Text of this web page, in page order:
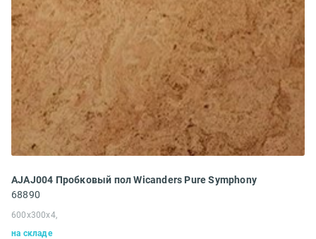
AJAJ004 Пробковый пол Wicanders Pure Symphony
68890
600x300x4,
на складе